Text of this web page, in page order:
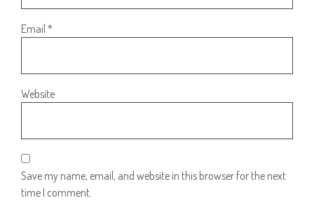
Email *
Website
Save my name, email, and website in this browser for the next
time I comment.